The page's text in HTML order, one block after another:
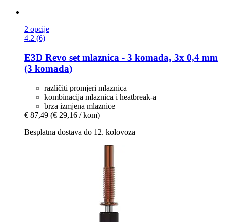
2 opcije
4.2 (6)
E3D Revo set mlaznica -​ 3 komada, 3x 0,4 mm
(3 komada)
različiti promjeri mlaznica
kombinacija mlaznica i heatbreak-a
brza izmjena mlaznice
€ 87,49 (€ 29,16 / kom)
Besplatna dostava do 12. kolovoza